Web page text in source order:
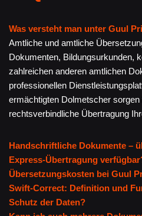
Was versteht man unter Guul
Amtliche und amtliche
Dokumenten, Bildungsurkunden,
zahlreichen anderen amtlichen
professionellen
ermächtigten Dolmetscher
rechtsverbindliche Übertragung
Handschriftliche Dokumente –
Express-Übertragung
Übersetzungskosten bei Guul
Swift-Correct: Definition und
Schutz der Daten?